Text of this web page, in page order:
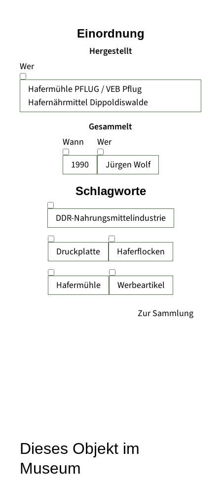
Hergestellt
Wer
Hafermühle PFLUG / VEB Pflug
Hafernährmittel Dippoldiswalde
Gesammelt
Wann
1990
Wer
Jürgen Wolf
DDR-Nahrungsmittelindustrie
Druckplatte Haferflocken
Hafermühle Werbeartikel
Einordnung
Schlagworte
Dieses Objekt im
Museum